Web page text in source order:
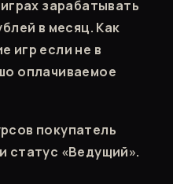
зарабатывать
в месяц. Как
игр если не в
оплачиваемое
покупатель
статус «Ведущий».